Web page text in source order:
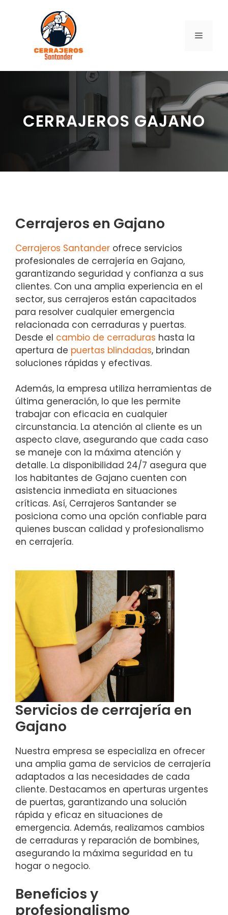
contenido
MENÚ
CERRAJEROS GAJANO
Cerrajeros en Gajano
Cerrajeros Santander ofrece servicios
profesionales de cerrajería en Gajano,
garantizando seguridad y confianza a sus
clientes. Con una amplia experiencia en el
sector, sus cerrajeros están capacitados
para resolver cualquier emergencia
relacionada con cerraduras y puertas.
Desde el cambio de cerraduras hasta la
apertura de puertas blindadas, brindan
soluciones rápidas y efectivas.
Además, la empresa utiliza herramientas de
última generación, lo que les permite
trabajar con eficacia en cualquier
circunstancia. La atención al cliente es un
aspecto clave, asegurando que cada caso
se maneje con la máxima atención y
detalle. La disponibilidad 24/7 asegura que
los habitantes de Gajano cuenten con
asistencia inmediata en situaciones
críticas. Así, Cerrajeros Santander se
posiciona como una opción confiable para
quienes buscan calidad y profesionalismo
en cerrajería.
Servicios de cerrajería en
Gajano
Nuestra empresa se especializa en ofrecer
una amplia gama de servicios de cerrajería
adaptados a las necesidades de cada
cliente. Destacamos en aperturas urgentes
de puertas, garantizando una solución
rápida y eficaz en situaciones de
emergencia. Además, realizamos cambios
de cerraduras y reparación de bombines,
asegurando la máxima seguridad en tu
hogar o negocio.
Beneficios y
profesionalismo